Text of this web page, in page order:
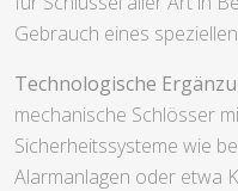
Gebrauch eines
Technologische
mechanische Schlösser
Sicherheitssysteme wie
Alarmanlagen oder etwa